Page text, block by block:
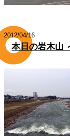
2012/04/16
本日の岩木山